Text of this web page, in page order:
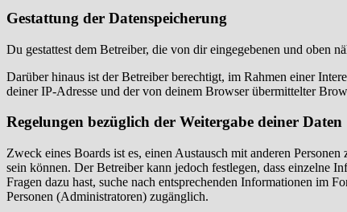
Gestattung der Datenspeicherung
Du gestattest dem Betreiber, die von dir eingegebenen und oben
Darüber hinaus ist der Betreiber berechtigt, im Rahmen einer
deiner IP-Adresse und der von deinem Browser übermittelter
Regelungen bezüglich der Weitergabe deiner Daten
Zweck eines Boards ist es, einen Austausch mit anderen
sein können. Der Betreiber kann jedoch festlegen, dass einzelne
Fragen dazu hast, suche nach entsprechenden Informationen im
Personen (Administratoren) zugänglich.